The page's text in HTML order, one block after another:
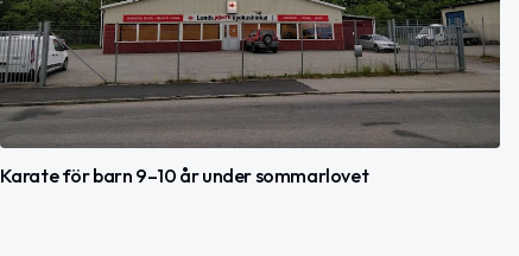
Karate för barn 9–10 år under sommarlovet